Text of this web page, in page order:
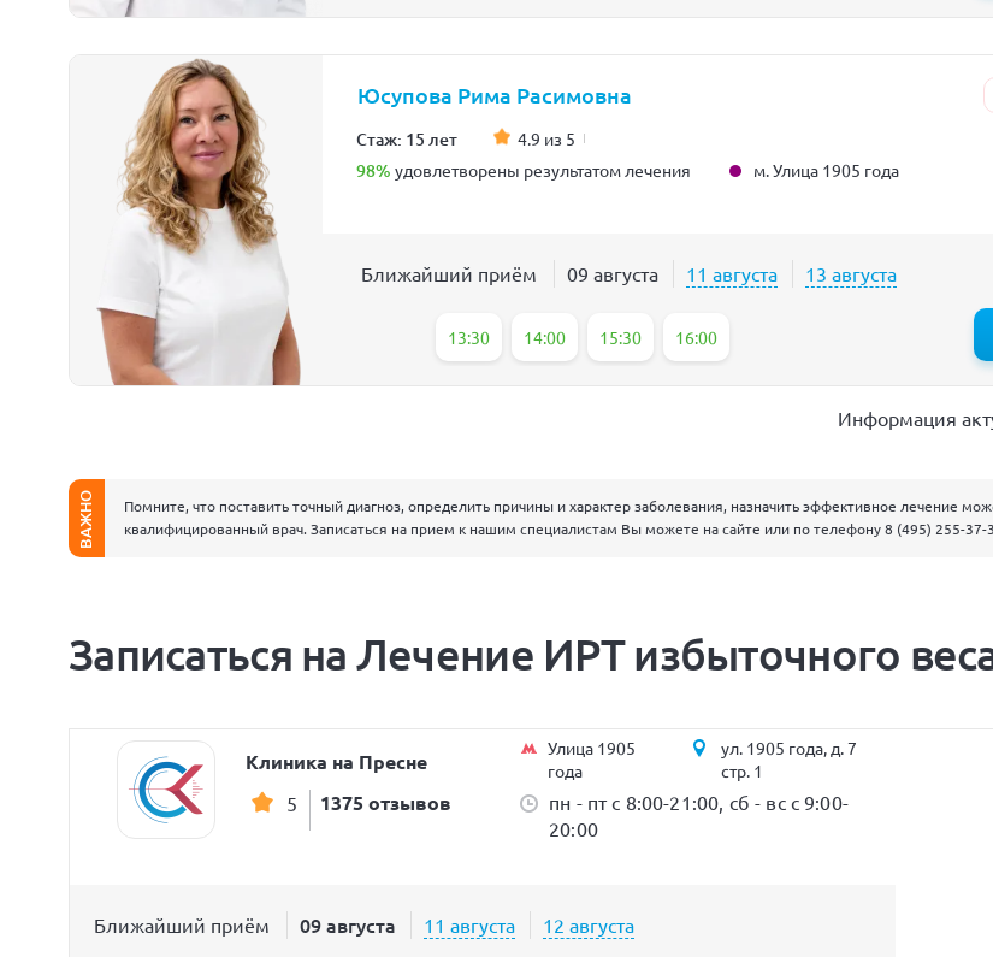
Юсупова Рима Расимовна
Стаж: 15 лет 4.9 из 5
98% удовлетворены результатом лечения м. Улица 1905 года
Ближайший приём 09 августа 11 августа 13 августа
13:30 14:00 15:30 16:00
Информация
ВАЖНО
Помните, что поставить точный диагноз, определить причины и характер заболевания, назначить эффективное лечение
квалифицированный врач. Записаться на прием к нашим специалистам Вы можете на сайте или по телефону8 (495) 255-37-
Записаться на Лечение ИРТ избыточного
Клиника на Пресне
5 1375 отзывов
Улица 1905
года
ул. 1905 года, д. 7
стр. 1
пн - пт с 8:00-21:00, сб - вс с 9:00-
20:00
Ближайший приём 09 августа 11 августа 12 августа